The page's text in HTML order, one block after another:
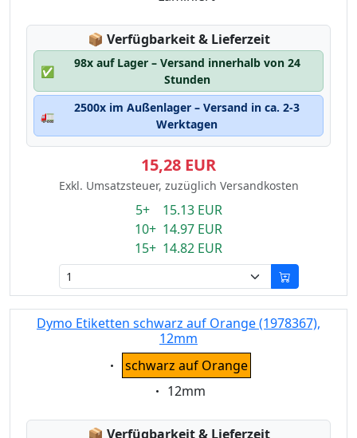
📦 Lagerstatus:
Verfügbarkeit & Lieferzeit
✅
98x auf Lager – Versand innerhalb von 24
Stunden
🚛
2500x im Außenlager – Versand in ca. 2-3
Werktagen
15,28 EUR
Exkl. Umsatzsteuer, zuzüglich Versandkosten
5+ 15.13 EUR
10+ 14.97 EUR
15+ 14.82 EUR
Dymo Etiketten schwarz auf Orange (1978367),
12mm
Eigenschaft:
schwarz auf Orange
Eigenschaft:
12mm
📦 Lagerstatus:
Verfügbarkeit & Lieferzeit